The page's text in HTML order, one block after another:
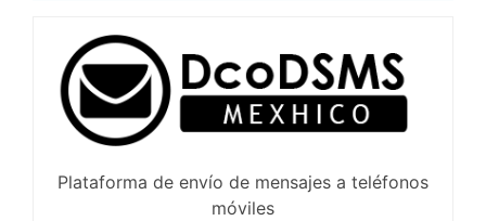
Plataforma de envío de mensajes a teléfonos
móviles